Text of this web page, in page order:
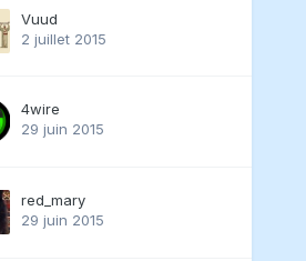
Vuud
2 juillet 2015
4wire
29 juin 2015
red_mary
29 juin 2015